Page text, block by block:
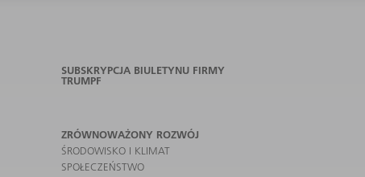
SUBSKRYPCJA BIULETYNU FIRMY
TRUMPF
ZRÓWNOWAŻONY ROZWÓJ
ŚRODOWISKO I KLIMAT
SPOŁECZEŃSTWO